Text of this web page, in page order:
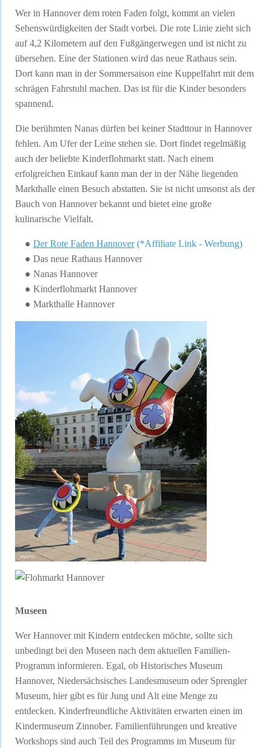
Wer in Hannover dem roten Faden folgt, kommt an vielen
Sehenswürdigkeiten der Stadt vorbei. Die rote Linie zieht sich
auf 4,2 Kilometern auf den Fußgängerwegen und ist nicht zu
übersehen. Eine der Stationen wird das neue Rathaus sein.
Dort kann man in der Sommersaison eine Kuppelfahrt mit dem
schrägen Fahrstuhl machen. Das ist für die Kinder besonders
spannend.
Die berühmten Nanas dürfen bei keiner Stadttour in Hannover
fehlen. Am Ufer der Leine stehen sie. Dort findet regelmäßig
auch der beliebte Kinderflohmarkt statt. Nach einem
erfolgreichen Einkauf kann man der in der Nähe liegenden
Markthalle einen Besuch abstatten. Sie ist nicht umsonst als der
Bauch von Hannover bekannt und bietet eine große
kulinarische Vielfalt.
● Der Rote Faden Hannover(*Affiliate Link - Werbung)
● Das neue Rathaus Hannover
● Nanas Hannover
● Kinderflohmarkt Hannover
● Markthalle Hannover
Museen
Wer Hannover mit Kindern entdecken möchte, sollte sich
unbedingt bei den Museen nach dem aktuellen Familien-
Programm informieren. Egal, ob Historisches Museum
Hannover, Niedersächsisches Landesmuseum oder Sprengler
Museum, hier gibt es für Jung und Alt eine Menge zu
entdecken. Kinderfreundliche Aktivitäten erwarten einen im
Kindermuseum Zinnober. Familienführungen und kreative
Workshops sind auch Teil des Programms im Museum für